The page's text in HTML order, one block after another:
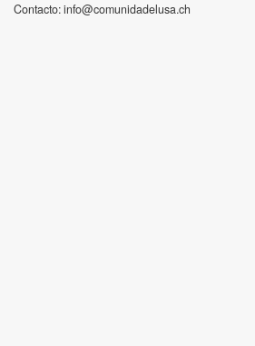
Contacto:info@comunidadelusa.ch